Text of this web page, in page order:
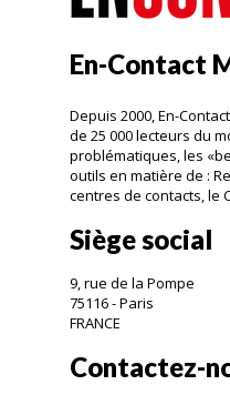
En-Contact
Depuis 2000, En-
de 25 000 lecteurs du
problématiques, les
outils en matière de :
centres de contacts, le
Siège social
9, rue de la Pompe
75116 - Paris
FRANCE
Contactez-